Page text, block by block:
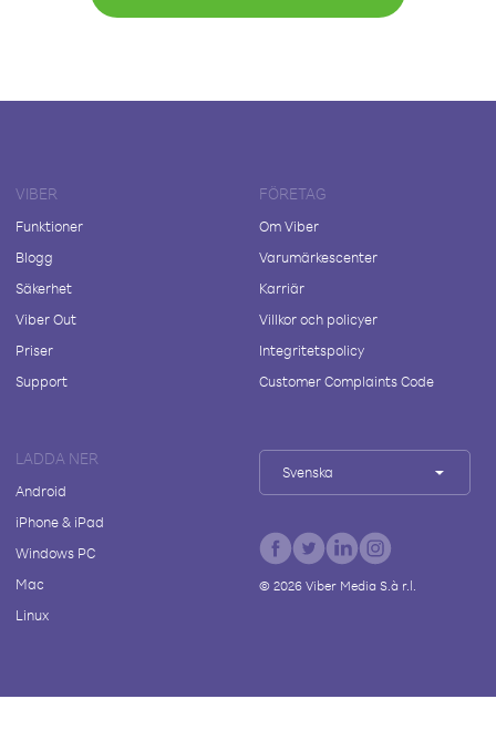
VIBER
Funktioner
Blogg
Säkerhet
Viber Out
Priser
Support
FÖRETAG
Om Viber
Varumärkescenter
Karriär
Villkor och policyer
Integritetspolicy
Customer Complaints Code
LADDA NER
Android
iPhone & iPad
Windows PC
Mac
Linux
Svenska
© 2026Viber Media S.à r.l.